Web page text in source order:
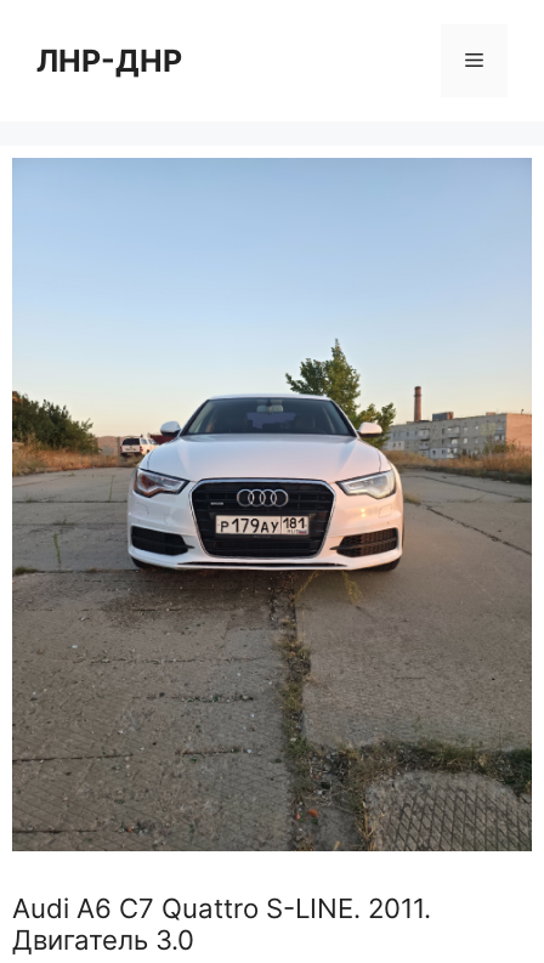
содержимому
ЛНР-ДНР Меню
Audi A6 C7 Quattro S-LINE. 2011.
Двигатель 3.0